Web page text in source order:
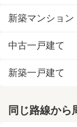
新築マンション
中古一戸建て
新築一戸建て
同じ路線から